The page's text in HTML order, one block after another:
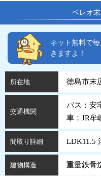
ベレオ
ネット無料で
きますよ！
所在地 徳島市末
交通機関
バス：安
車：JR牟
間取り詳細 LDK11.5
建物構造 重量鉄